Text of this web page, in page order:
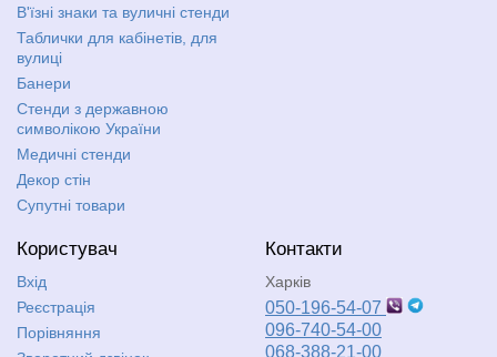
В'їзні знаки та вуличні стенди
Таблички для кабінетів, для
вулиці
Банери
Стенди з державною
символікою України
Медичні стенди
Декор стін
Супутні товари
Користувач
Вхід
Реєстрація
Порівняння
Контакти
Харків
050-196-54-07
096-740-54-00
068-388-21-00